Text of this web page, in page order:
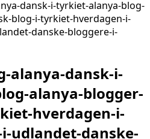
dansk-i-tyrkiet-alanya-blog-
blog-i-tyrkiet-hverdagen-i-
danske-bloggere-i-
alanya-dansk-i-
alanya-blogger-
hverdagen-i-
udlandet-danske-